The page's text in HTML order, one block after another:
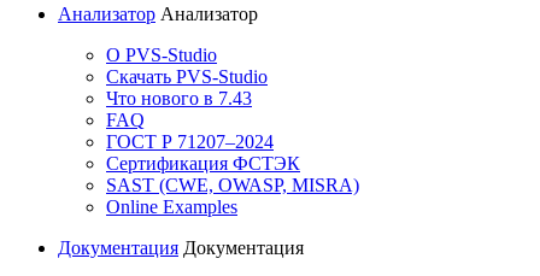
Анализатор Анализатор
О PVS-Studio
Скачать PVS-Studio
Что нового в 7.43
FAQ
ГОСТ Р 71207–2024
Сертификация ФСТЭК
SAST (CWE, OWASP, MISRA)
Online Examples
Документация Документация